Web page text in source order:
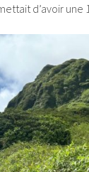
d’avoir